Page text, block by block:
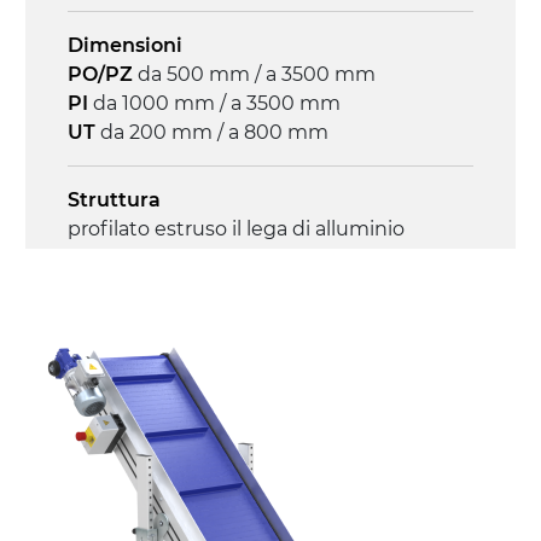
on/off, E-Stop, protezione termica motore
Dimensioni
PO/PZ da 500 mm / a 3500 mm
PI da 1000 mm / a 3500 mm
UT da 200 mm / a 800 mm
Struttura
profilato estruso il lega di alluminio
Sponde
profilato estruso in lega di alluminio
anodizzato
Supporti di sostegno
cannocchiali con cerniere in lega di